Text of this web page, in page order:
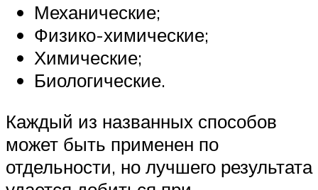
Механические;
Физико-химические;
Химические;
Биологические.
Каждый из названных способов
может быть применен по
отдельности, но лучшего результата